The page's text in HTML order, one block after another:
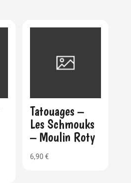
Tatouages –
Les Schmouks
– Moulin Roty
6,90€